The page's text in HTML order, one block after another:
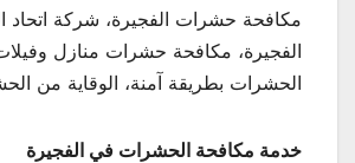
مكافحة حشرات الفجيرة، شركة اتحاد
الفجيرة، مكافحة حشرات منازل
الحشرات بطريقة آمنة، الوقاية من
خدمة مكافحة الحشرات في الفجيرة